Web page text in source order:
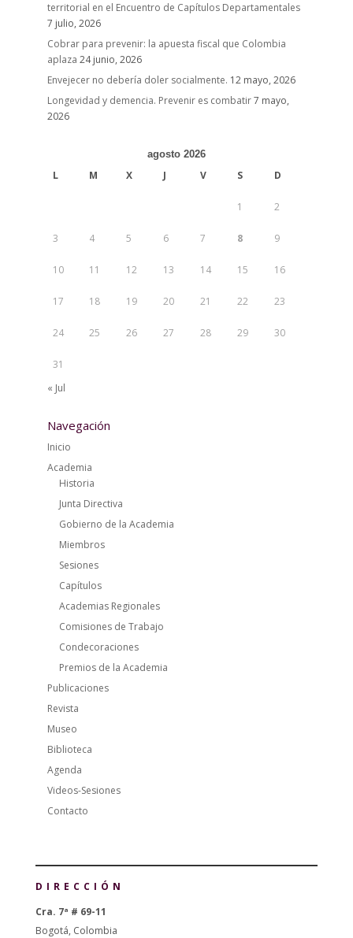
territorial en el Encuentro de Capítulos Departamentales
7 julio, 2026
Cobrar para prevenir: la apuesta fiscal que Colombia
aplaza 24 junio, 2026
Envejecer no debería doler socialmente. 12 mayo, 2026
Longevidad y demencia. Prevenir es combatir7 mayo,
2026
agosto 2026
L M X J V S D
1 2
3 4 5 6 7 8 9
10 11 12 13 14 15 16
17 18 19 20 21 22 23
24 25 26 27 28 29 30
31
« Jul
Navegación
Inicio
Academia
Historia
Junta Directiva
Gobierno de la Academia
Miembros
Sesiones
Capítulos
Academias Regionales
Comisiones de Trabajo
Condecoraciones
Premios de la Academia
Publicaciones
Revista
Museo
Biblioteca
Agenda
Videos-Sesiones
Contacto
DIRECCIÓN
Cra. 7ª # 69-11
Bogotá, Colombia